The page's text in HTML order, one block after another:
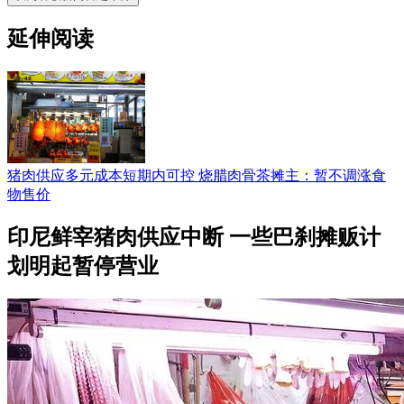
延伸阅读
猪肉供应多元成本短期内可控 烧腊肉骨茶摊主：暂不调涨食
物售价
印尼鲜宰猪肉供应中断 一些巴刹摊贩计
划明起暂停营业